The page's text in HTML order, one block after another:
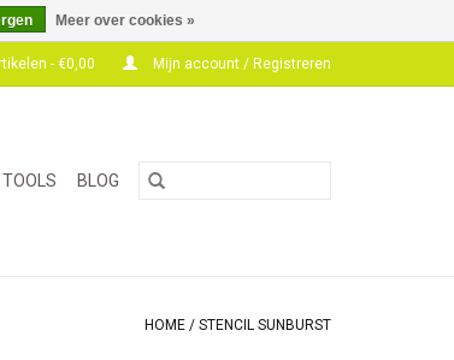
- €0,00 Mijn account / Registreren
TOOLS BLOG
HOME / STENCIL SUNBURST
Meer over cookies »